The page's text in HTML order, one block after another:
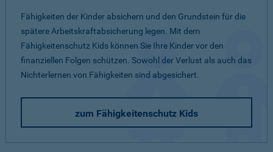
Fähigkeiten der Kinder absichern und den Grundstein für die
spätere Arbeitskraftabsicherung legen. Mit dem
Fähigkeitenschutz Kids können Sie Ihre Kinder vor den
finanziellen Folgen schützen. Sowohl der Verlust als auch das
Nichterlernen von Fähigkeiten sind abgesichert.
zum Fähigkeitenschutz Kids